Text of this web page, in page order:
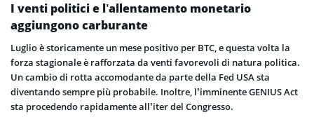
I venti politici e l’allentamento monetario
aggiungono carburante
Luglio è storicamente un mese positivo per BTC, e questa volta la
forza stagionale è rafforzata da venti favorevoli di natura politica.
Uncambio di rotta accomodante da parte della Fed USAsta
diventando sempre più probabile. Inoltre, l’imminente GENIUS Act
sta procedendo rapidamente all’iter del Congresso.